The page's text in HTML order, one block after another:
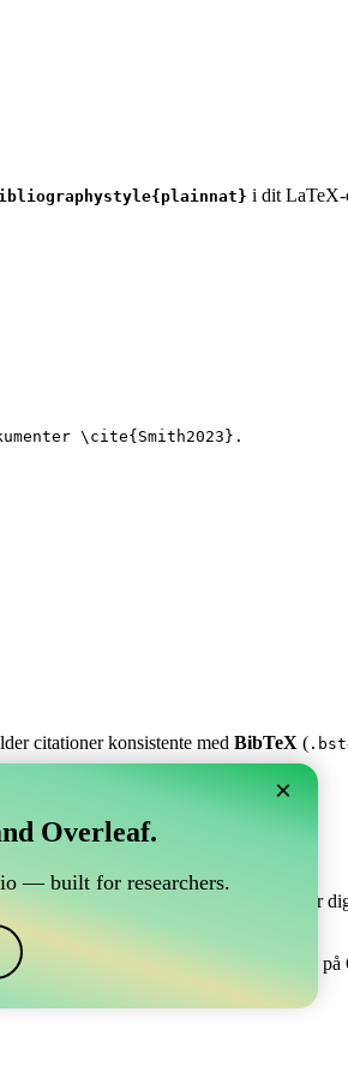
i dit LaTeX-
\cite{ Smith2023 }.
citationer konsistente med BibTeX ( .bst
til Overleaf?
CiteDrive være perfekt! Det tillader
nem måde at håndtere din bibliografi
×
Overleaf.
— built for researchers.